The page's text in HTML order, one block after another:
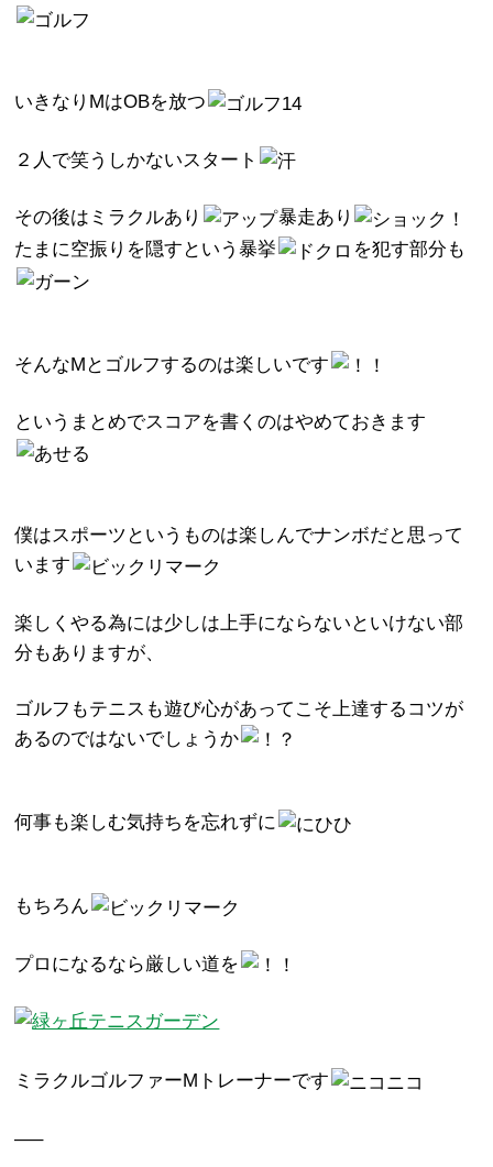
いきなりMはOBを放つ
２人で笑うしかないスタート
その後はミラクルあり
暴走あり
たまに空振りを隠すという暴挙
を犯す部分も
そんなMとゴルフするのは楽しいです
というまとめでスコアを書くのはやめておきます
僕はスポーツというものは楽しんでナンボだと思って
います
楽しくやる為には少しは上手にならないといけない部
分もありますが、
ゴルフもテニスも遊び心があってこそ上達するコツが
あるのではないでしょうか
何事も楽しむ気持ちを忘れずに
もちろん
プロになるなら厳しい道を
ミラクルゴルファーMトレーナーです
—–